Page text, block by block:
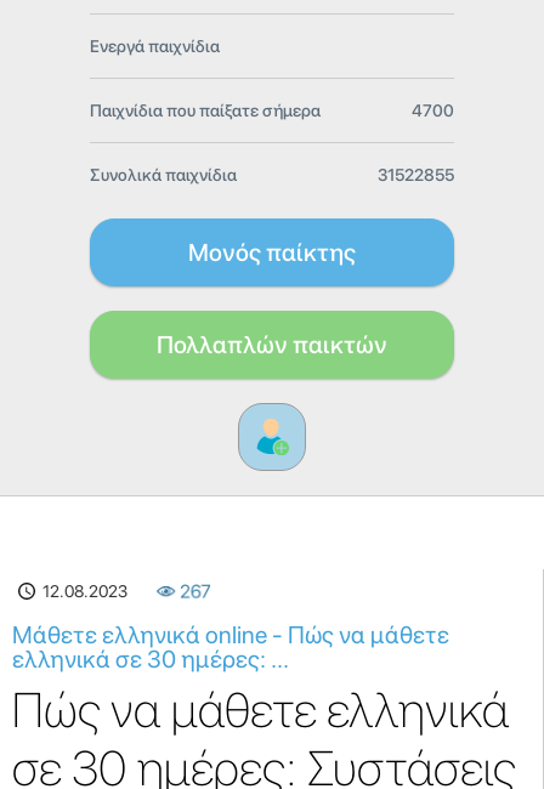
Ενεργά παιχνίδια
Παιχνίδια που παίξατε σήμερα 4700
Συνολικά παιχνίδια 31522855
Μονός παίκτης
Πολλαπλών παικτών
12.08.2023 267
Μάθετε ελληνικά online - Πώς να μάθετε
ελληνικά σε 30 ημέρες: ...
Πώς να μάθετε ελληνικά
σε 30 ημέρες: Συστάσεις